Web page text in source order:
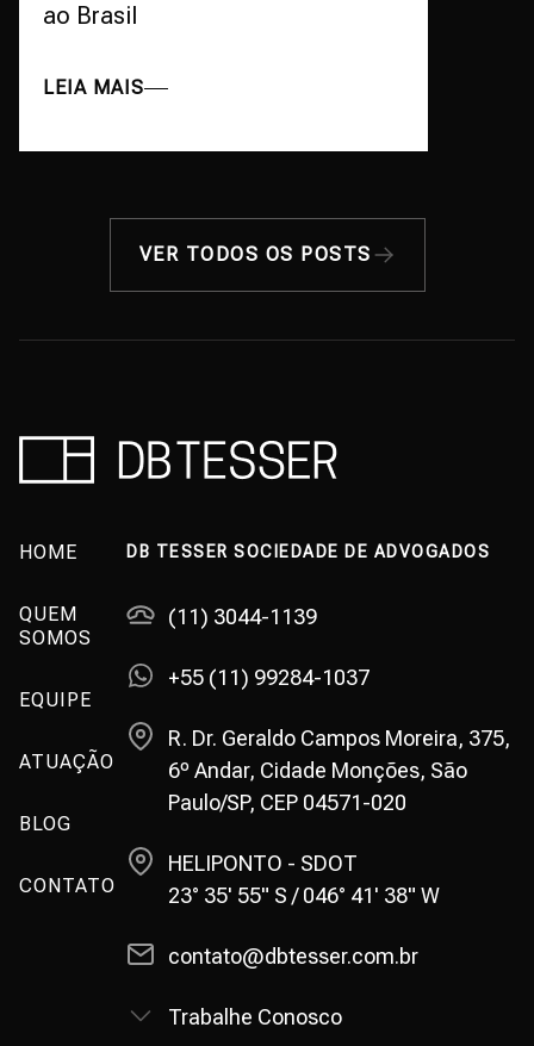
ao Brasil
LEIA MAIS
VER TODOS OS POSTS
HOME
QUEM
SOMOS
EQUIPE
ATUAÇÃO
BLOG
CONTATO
DB TESSER SOCIEDADE DE ADVOGADOS
(11) 3044-1139
+55 (11) 99284-1037
R. Dr. Geraldo Campos Moreira, 375,
6º Andar, Cidade Monções, São
Paulo/SP, CEP 04571-020
HELIPONTO - SDOT
23° 35' 55" S / 046° 41' 38" W
contato@dbtesser.com.br
Trabalhe Conosco